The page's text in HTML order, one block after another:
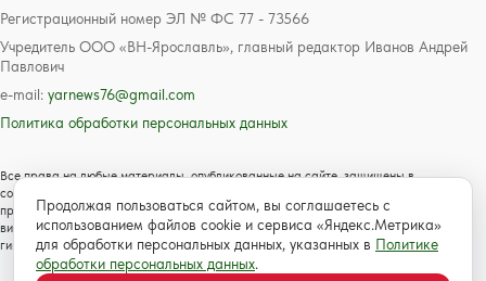
Регистрационный номер ЭЛ № ФС 77 - 73566
Учредитель ООО «ВН-Ярославль», главный редактор Иванов Андрей
Павлович
e-mail: yarnews76@gmail.com
Политика обработки персональных данных
Все права на любые материалы, опубликованные на сайте, защищены в
соответствии с российским и международным законодательством об авторском
праве и смежных правах. Любое использование текстовых, фото, аудио и
видеоматериалов возможно только с согласия правообладателя с обязательной
гиперссылкой на сайт https://www.yarnews.net; Для детей старше 16 лет.
Продолжая пользоваться сайтом, вы соглашаетесь с
использованием файлов cookie и сервиса «Яндекс.Метрика»
для обработки персональных данных, указанных в Политике
обработки персональных данных.